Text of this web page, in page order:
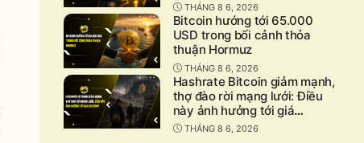
THÁNG 8 6, 2026
Bitcoin hướng tới 65.000
USD trong bối cảnh thỏa
thuận Hormuz
THÁNG 8 6, 2026
Hashrate Bitcoin giảm mạnh,
thợ đào rời mạng lưới: Điều
này ảnh hưởng tới giá
Bitcoin?
THÁNG 8 6, 2026